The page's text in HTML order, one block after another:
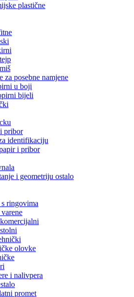
plastične
za posebne namjene
u boji
bijeli
pribor
identifikaciju
i pribor
i geometriju ostalo
ringovima
olovke
i nalivpera
promet